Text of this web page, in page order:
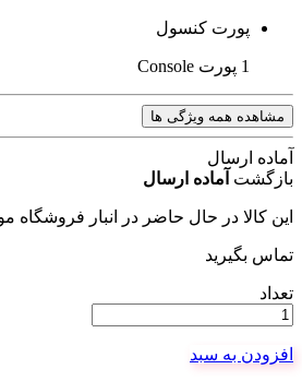
پورت کنسول
1 پورت Console
مشاهده همه ویژگی ها
آماده ارسال
بازگشت آماده ارسال
این کالا در حال حاضر در انبار
تماس بگیرید
تعداد
افزودن به سبد